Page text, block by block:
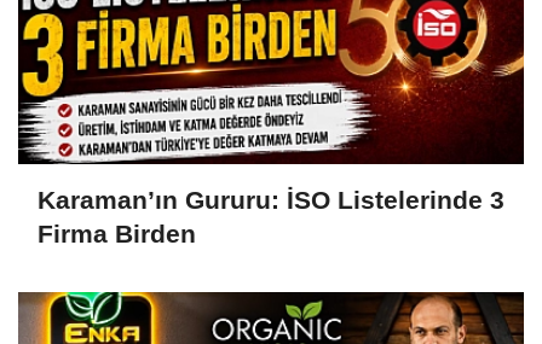
Karaman’ın Gururu: İSO Listelerinde 3
Firma Birden